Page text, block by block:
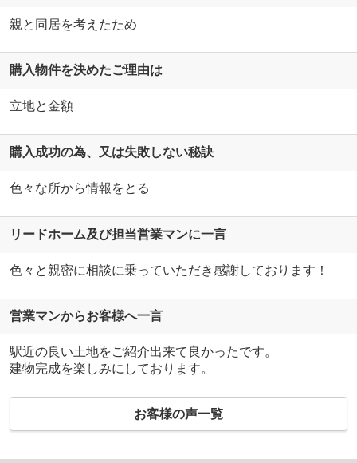
親と同居を考えたため
購入物件を決めたご理由は
立地と金額
購入成功の為、又は失敗しない秘訣
色々な所から情報をとる
リードホーム及び担当営業マンに一言
色々と親密に相談に乗っていただき感謝しております！
営業マンからお客様へ一言
駅近の良い土地をご紹介出来て良かったです。
建物完成を楽しみにしております。
お客様の声一覧